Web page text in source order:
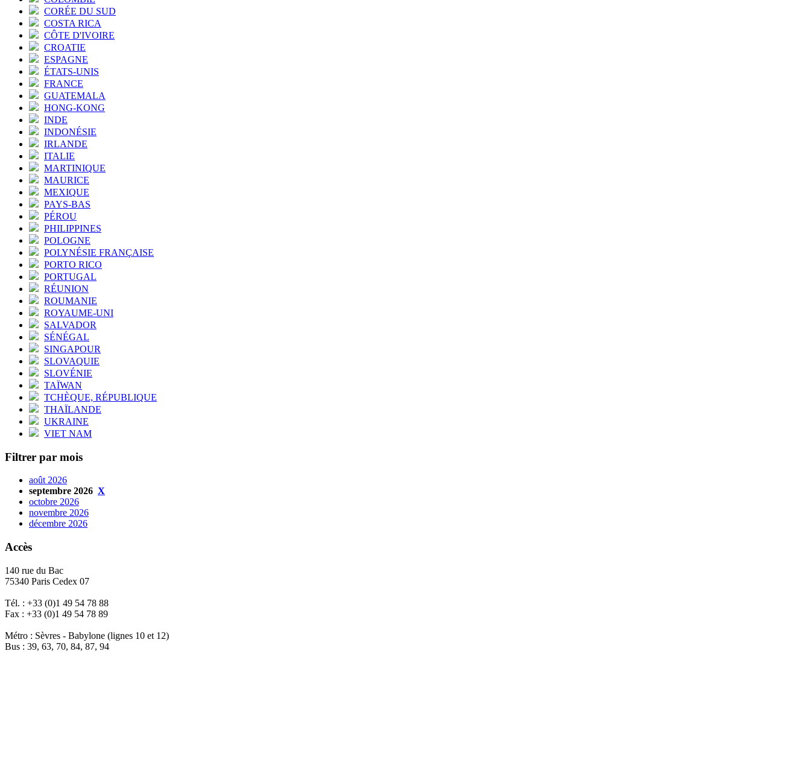
CORÉE DU SUD
COSTA RICA
CÔTE D'IVOIRE
CROATIE
ESPAGNE
ÉTATS-UNIS
FRANCE
GUATEMALA
HONG-KONG
INDE
INDONÉSIE
IRLANDE
ITALIE
MARTINIQUE
MAURICE
MEXIQUE
PAYS-BAS
PÉROU
PHILIPPINES
POLOGNE
POLYNÉSIE FRANÇAISE
PORTO RICO
PORTUGAL
RÉUNION
ROUMANIE
ROYAUME-UNI
SALVADOR
SÉNÉGAL
SINGAPOUR
SLOVAQUIE
SLOVÉNIE
TAÏWAN
TCHÈQUE, RÉPUBLIQUE
THAÏLANDE
UKRAINE
VIET NAM
Filtrer par mois
août 2026
septembre 2026 X
octobre 2026
novembre 2026
décembre 2026
Accès
140 rue du Bac
75340 Paris Cedex 07
Tél. : +33 (0)1 49 54 78 88
Fax : +33 (0)1 49 54 78 89
Métro : Sèvres - Babylone (lignes 10 et 12)
Bus : 39, 63, 70, 84, 87, 94